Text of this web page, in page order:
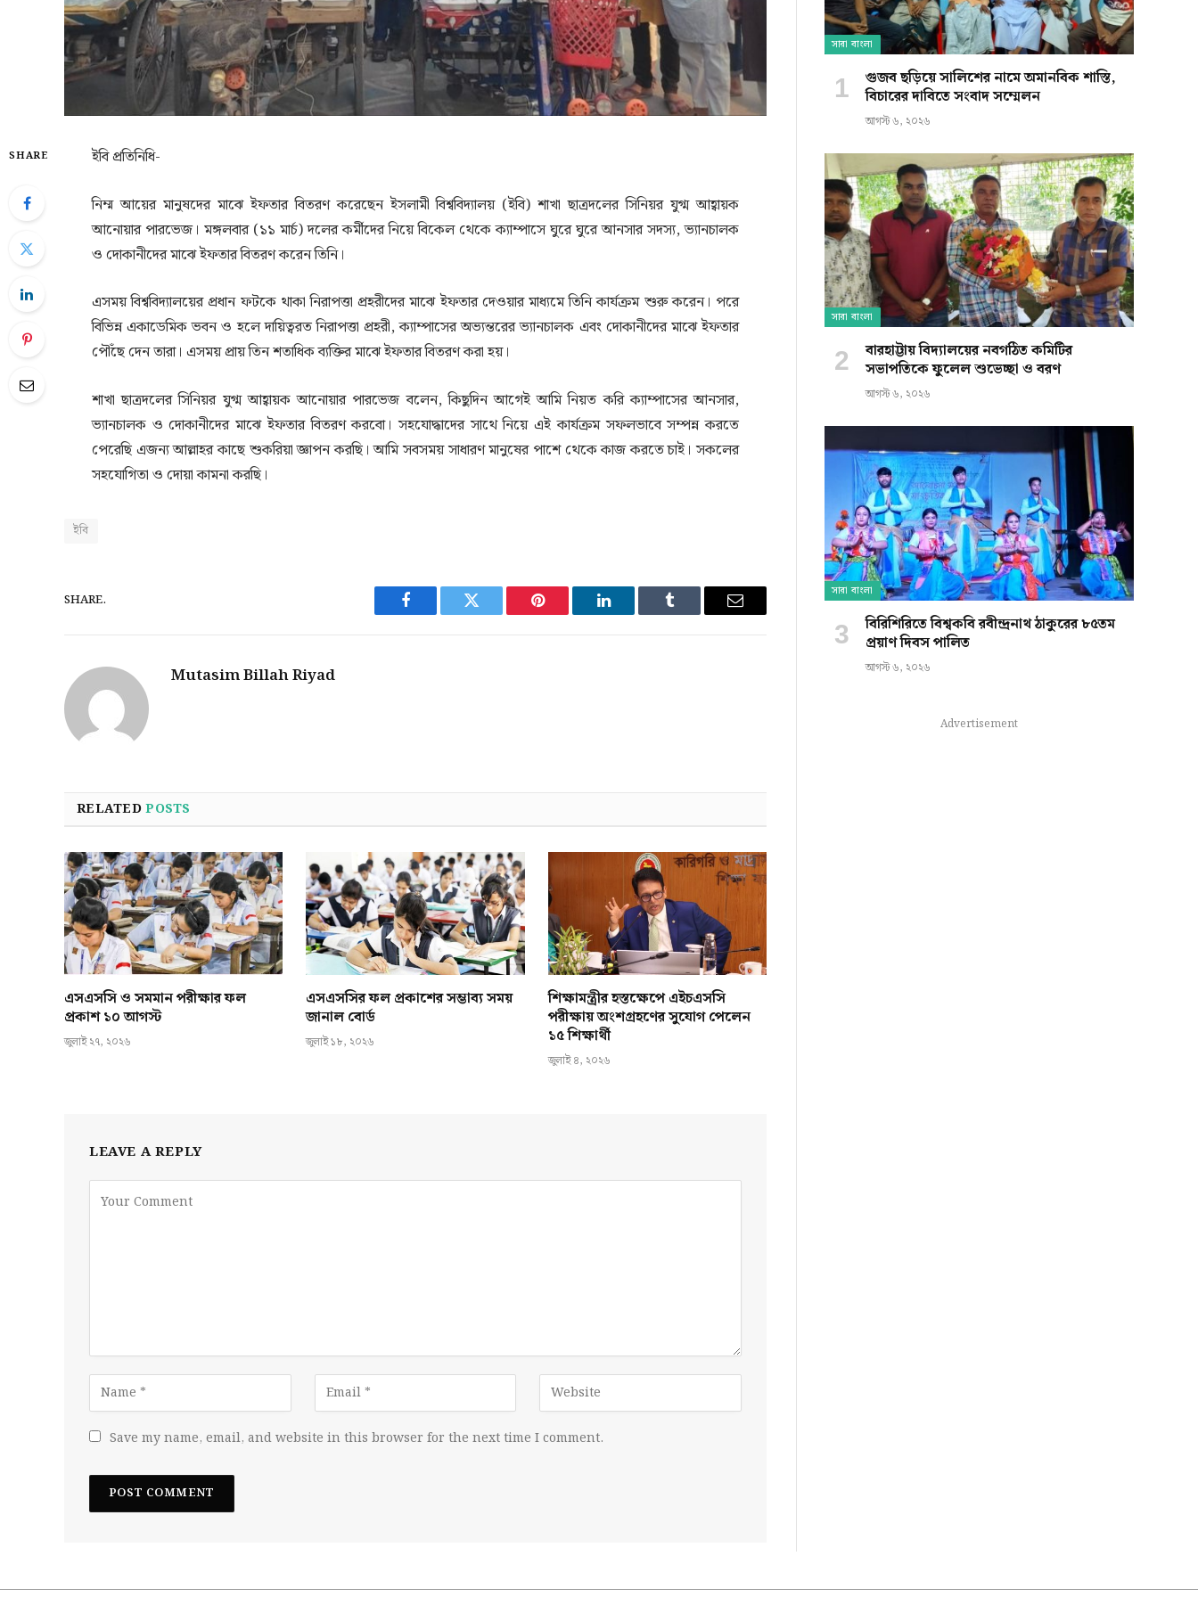
SHARE ইবি প্রতিনিধি-
নিম্ম আয়ের মানুষদের মাঝে ইফতার বিতরণ করেছেন ইসলামী বিশ্ববিদ্যালয় (ইবি) শাখা ছাত্রদলের সিনিয়র যুগ্ম আহ্বায়ক
আনোয়ার পারভেজ। মঙ্গলবার (১১ মার্চ) দলের কর্মীদের নিয়ে বিকেল থেকে ক্যাম্পাসে ঘুরে ঘুরে আনসার সদস্য, ভ্যানচালক
ও দোকানীদের মাঝে ইফতার বিতরণ করেন তিনি।
এসময় বিশ্ববিদ্যালয়ের প্রধান ফটকে থাকা নিরাপত্তা প্রহরীদের মাঝে ইফতার দেওয়ার মাধ্যমে তিনি কার্যক্রম শুরু করেন। পরে
বিভিন্ন একাডেমিক ভবন ও হলে দায়িত্বরত নিরাপত্তা প্রহরী, ক্যাম্পাসের অভ্যন্তরের ভ্যানচালক এবং দোকানীদের মাঝে ইফতার
পৌঁছে দেন তারা। এসময় প্রায় তিন শতাধিক ব্যক্তির মাঝে ইফতার বিতরণ করা হয়।
শাখা ছাত্রদলের সিনিয়র যুগ্ম আহ্বায়ক আনোয়ার পারভেজ বলেন, কিছুদিন আগেই আমি নিয়ত করি ক্যাম্পাসের আনসার,
ভ্যানচালক ও দোকানীদের মাঝে ইফতার বিতরণ করবো। সহযোদ্ধাদের সাথে নিয়ে এই কার্যক্রম সফলভাবে সম্পন্ন করতে
পেরেছি এজন্য আল্লাহর কাছে শুকরিয়া জ্ঞাপন করছি। আমি সবসময় সাধারণ মানুষের পাশে থেকে কাজ করতে চাই। সকলের
সহযোগিতা ও দোয়া কামনা করছি।
ইবি
SHARE.
Facebook Twitter Pinterest LinkedIn Tumblr Email
Mutasim Billah Riyad
RELATEDPOSTS
এসএসসি ও সমমান পরীক্ষার ফল
প্রকাশ ১০ আগস্ট
জুলাই ২৭, ২০২৬
এসএসসির ফল প্রকাশের সম্ভাব্য সময়
জানাল বোর্ড
জুলাই ১৮, ২০২৬
শিক্ষামন্ত্রীর হস্তক্ষেপে এইচএসসি
পরীক্ষায় অংশগ্রহণের সুযোগ পেলেন
১৫ শিক্ষার্থী
জুলাই ৪, ২০২৬
LEAVE A REPLY
Save my name, email, and website in this browser for the next time I comment.
সারা বাংলা
গুজব ছড়িয়ে সালিশের নামে অমানবিক শাস্তি,
বিচারের দাবিতে সংবাদ সম্মেলন
আগস্ট ৬, ২০২৬
সারা বাংলা
বারহাট্টায় বিদ্যালয়ের নবগঠিত কমিটির
সভাপতিকে ফুলেল শুভেচ্ছা ও বরণ
আগস্ট ৬, ২০২৬
সারা বাংলা
বিরিশিরিতে বিশ্বকবি রবীন্দ্রনাথ ঠাকুরের ৮৫তম
প্রয়াণ দিবস পালিত
আগস্ট ৬, ২০২৬
Advertisement